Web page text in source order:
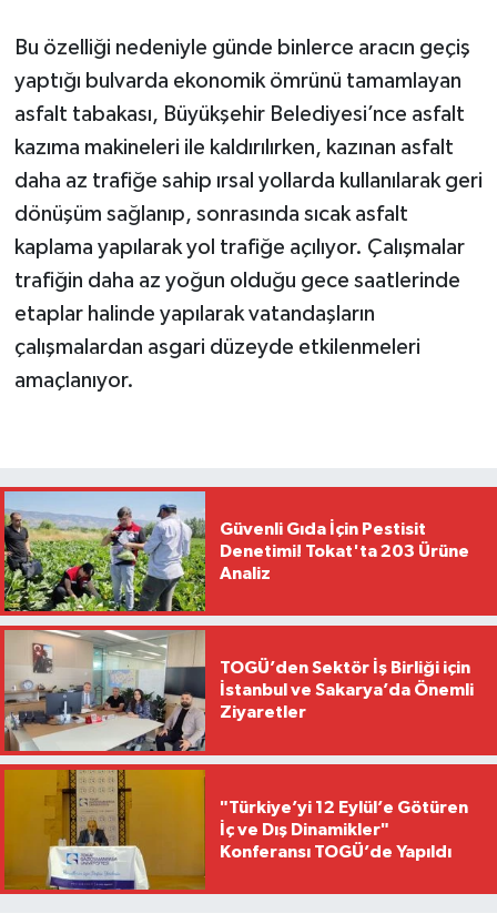
Bu özelliği nedeniyle günde binlerce aracın geçiş
yaptığı bulvarda ekonomik ömrünü tamamlayan
asfalt tabakası, Büyükşehir Belediyesi’nce asfalt
kazıma makineleri ile kaldırılırken, kazınan asfalt
daha az trafiğe sahip ırsal yollarda kullanılarak geri
dönüşüm sağlanıp, sonrasında sıcak asfalt
kaplama yapılarak yol trafiğe açılıyor. Çalışmalar
trafiğin daha az yoğun olduğu gece saatlerinde
etaplar halinde yapılarak vatandaşların
çalışmalardan asgari düzeyde etkilenmeleri
amaçlanıyor.
Güvenli Gıda İçin Pestisit
Denetimi! Tokat'ta 203 Ürüne
Analiz
TOGÜ’den Sektör İş Birliği için
İstanbul ve Sakarya’da Önemli
Ziyaretler
"Türkiye’yi 12 Eylül’e Götüren
İç ve Dış Dinamikler"
Konferansı TOGÜ’de Yapıldı